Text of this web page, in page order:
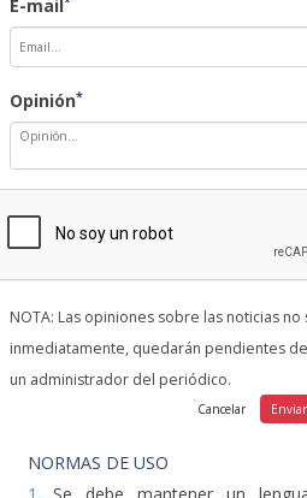
E-mail
Opinión*
NOTA: Las opiniones sobre las noticias
inmediatamente, quedarán pendientes
un administrador del periódico.
NORMAS DE USO